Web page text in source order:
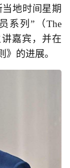
地时间星期
系列”（The
讲嘉宾，并在
的进展。